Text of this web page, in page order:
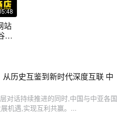
站
歌
从历史互鉴到新时代深度互联 中
对话持续推进的同时,中国与中亚各国
机遇,实现互利共赢。...